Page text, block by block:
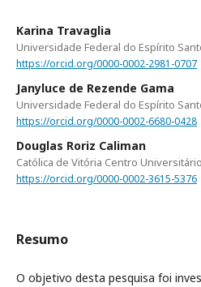
Karina Travaglia
Universidade Federal do Espírito
https://orcid.org/0000-0002-2981-0707
Janyluce de Rezende Gama
Universidade Federal do Espírito
https://orcid.org/0000-0002-6680-0428
Douglas Roriz Caliman
Católica de Vitória Centro Universitário
https://orcid.org/0000-0002-3615-5376
Resumo
O objetivo desta pesquisa foi